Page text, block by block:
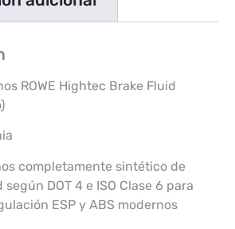
ROWE Hightec Brake Fluid
completamente sintético de
DOT 4 e ISO Clase 6 para
ESP y ABS modernos